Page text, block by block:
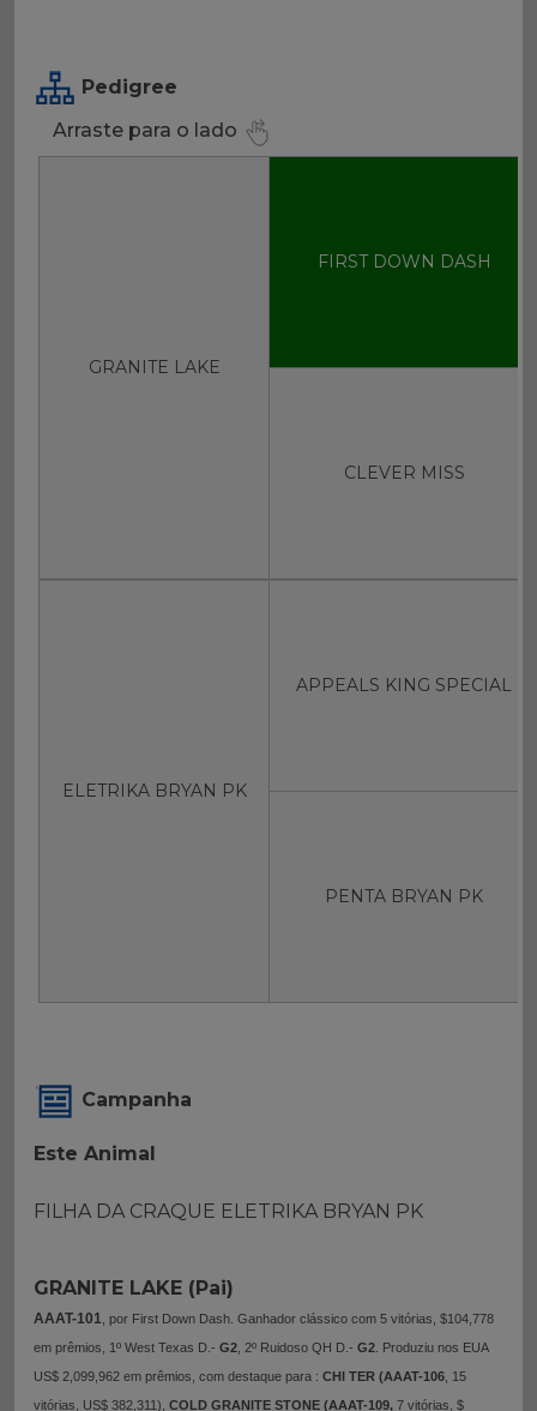
Pedigree
Arraste para o lado
GRANITE LAKE
FIRST DOWN DASH
CLEVER MISS
ELETRIKA BRYAN PK
APPEALS KING SPECIAL
PENTA BRYAN PK
Campanha
Este Animal
FILHA DA CRAQUE ELETRIKA BRYAN PK
GRANITE LAKE (Pai)
AAAT-101 , por First Down Dash. Ganhador clássico com 5 vitórias, $104,778
em prêmios, 1º West Texas D.- G2 , 2º Ruidoso QH D.- G2 . Produziu nos EUA
US$ 2,099,962 em prêmios, com destaque para : CHI TER (AAAT-106 , 15
vitórias, US$ 382,311), COLD GRANITE STONE (AAAT-109, 7 vitórias, $